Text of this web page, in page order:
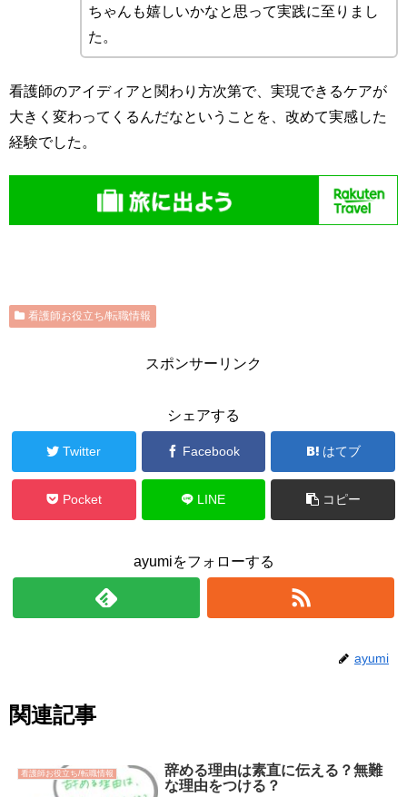
ちゃんも嬉しいかなと思って実践に至りまし
た。
看護師のアイディアと関わり方次第で、実現できるケアが
大きく変わってくるんだなということを、改めて実感した
経験でした。
看護師お役立ち/転職情報
スポンサーリンク
シェアする
Twitter Facebook はてブ
Pocket LINE コピー
ayumiをフォローする
ayumi
関連記事
看護師お役立ち/転職情報
辞める理由は素直に伝える？無難
な理由をつける？